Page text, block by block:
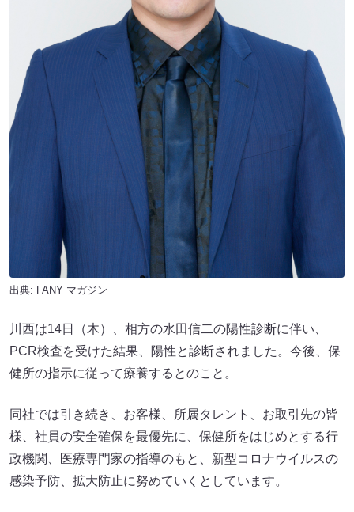
出典: FANY マガジン
川西は14日（木）、相方の水田信二の陽性診断に伴い、
PCR検査を受けた結果、陽性と診断されました。今後、保
健所の指示に従って療養するとのこと。
同社では引き続き、お客様、所属タレント、お取引先の皆
様、社員の安全確保を最優先に、保健所をはじめとする行
政機関、医療専門家の指導のもと、新型コロナウイルスの
感染予防、拡大防止に努めていくとしています。